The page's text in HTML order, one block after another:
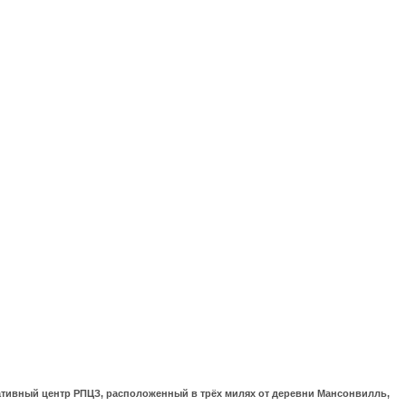
центр РПЦЗ, расположенный в трёх милях от деревни Мансонвилль,